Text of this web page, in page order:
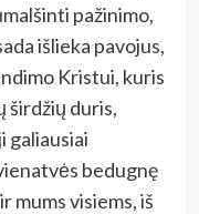
pažinimo,
išlieka pavojus,
Kristui, kuris
širdžių duris,
galiausiai
bedugnę
mums visiems, iš